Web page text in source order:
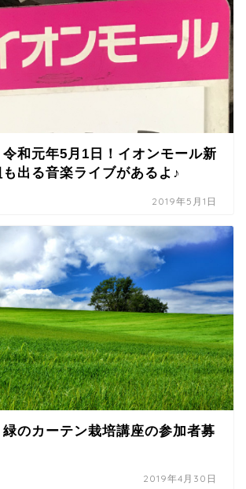
令和元年5月1日！イオンモール新
出る音楽ライブがあるよ♪
2019年5月1日
緑のカーテン栽培講座の参加者募
2019年4月30日